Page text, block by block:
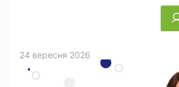
24 вересня 2026